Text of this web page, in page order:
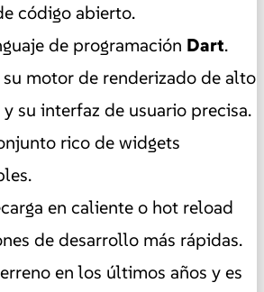
código abierto.
de programación Dart.
motor de renderizado de alto
su interfaz de usuario precisa.
rico de widgets
en caliente o hot reload
de desarrollo más rápidas.
en los últimos años y es